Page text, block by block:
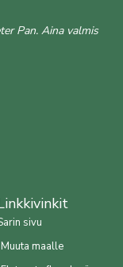
Pan. Aina valmis
sivu
Muuta maalle